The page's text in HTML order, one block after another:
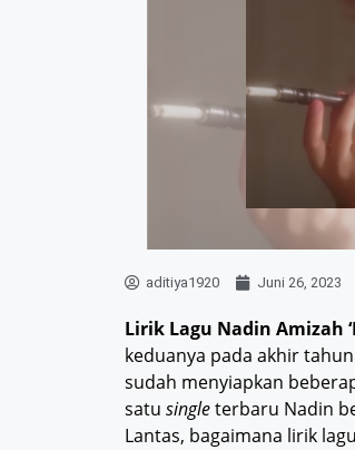
aditiya1920 Juni 26, 2023
Lirik Lagu Nadin Amizah
keduanya pada akhir
sudah menyiapkan
satu singleterbaru Nadin
Lantas, bagaimana lirik